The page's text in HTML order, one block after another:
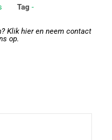
Tag -
Klik hier en neem contact
op.